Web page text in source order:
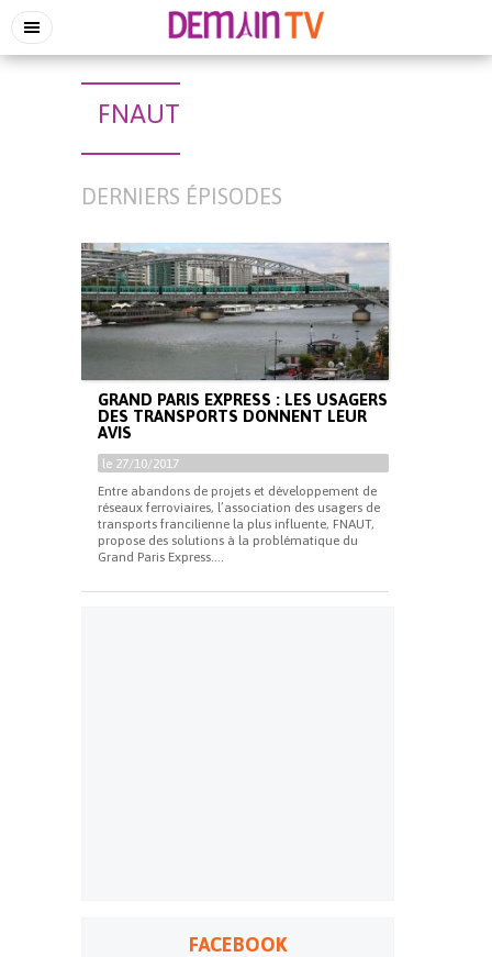
FNAUT
DERNIERS ÉPISODES
GRAND PARIS EXPRESS : LES USAGERS
DES TRANSPORTS DONNENT LEUR
AVIS
le 27/10/2017
Entre abandons de projets et développement de
réseaux ferroviaires, l’association des usagers de
transports francilienne la plus influente, FNAUT,
propose des solutions à la problématique du
Grand Paris Express....
FACEBOOK